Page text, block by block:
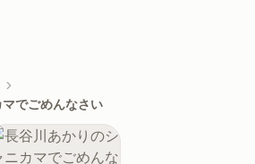
でごめんなさい